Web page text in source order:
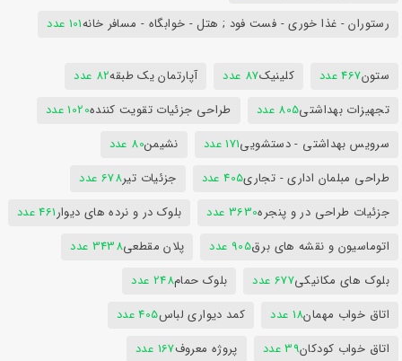
رستوران - غذا خوری - فست فود ; هتل - خوابگاه - مسافر خانه101 عدد
ستون467 عدد کلینیک87 عدد آپارتمان یک طبقه82 عدد
تجهیزات بهداشتی805 عدد طراحی جزئیات تقویت کننده1020 عدد
سرویس بهداشتی - دستشویی171 عدد نشیمن80 عدد
طراحی مبلمان اداری - تجاری405 عدد جزئیات تیر678 عدد
جزئیات طراحی در و پنجره3630 عدد بلوک در و نرده های دیوار461 عدد
اتوماسیون و نقشه های برق905 عدد پلان مقطعی3438 عدد
بلوک های مکانیکی677 عدد بلوک حمام248 عدد
اتاق خواب مهمان18 عدد کمد دیواری لباس405 عدد
اتاق خواب کودکان39 عدد پروژه معروف167 عدد